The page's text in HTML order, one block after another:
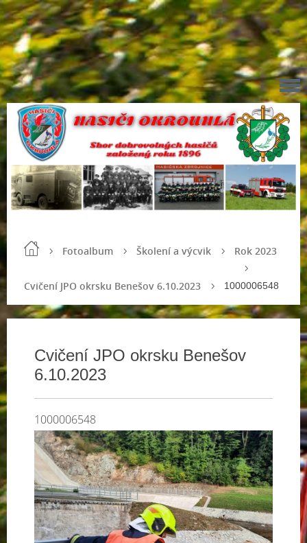
Fotoalbum Školení a výcvik Rok 2023
Cvičení JPO okrsku Benešov 6.10.2023 1000006548
Cvičení JPO okrsku Benešov
6.10.2023
1000006548